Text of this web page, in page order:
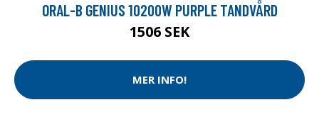
ORAL-B GENIUS 10200W PURPLE TANDVÅRD
1506 SEK
MER INFO!